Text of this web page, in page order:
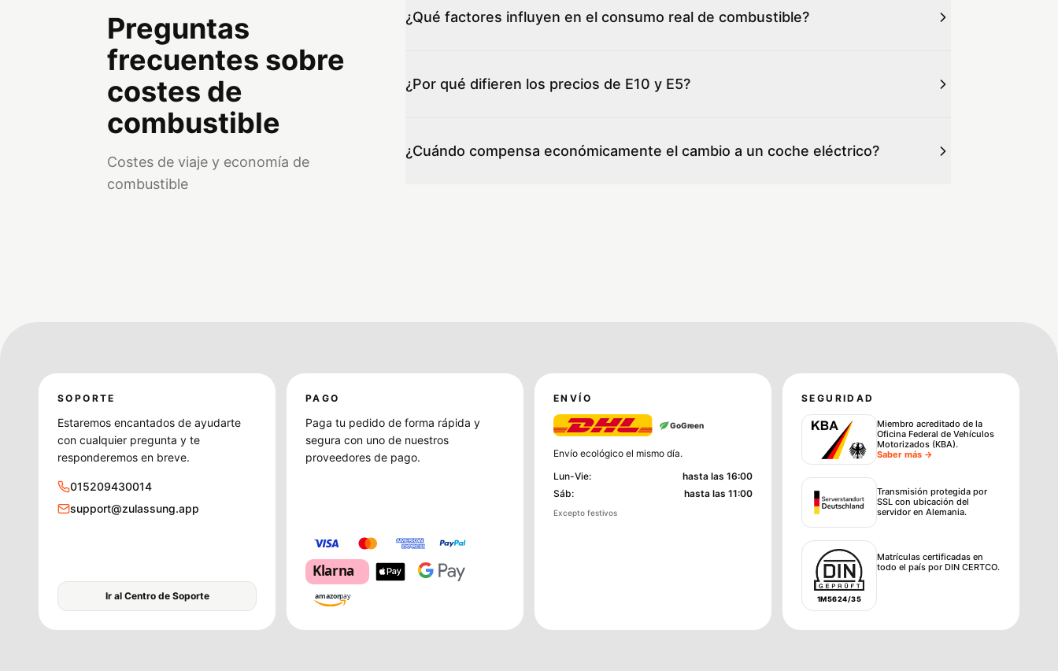
Preguntas
frecuentes sobre
costes de
combustible
Costes de viaje y economía de
combustible
¿Qué factores influyen en el consumo real de combustible?
¿Por qué difieren los precios de E10 y E5?
¿Cuándo compensa económicamente el cambio a un coche eléctrico?
SOPORTE
Estaremos encantados de ayudarte
con cualquier pregunta y te
responderemos en breve.
015209430014
support@zulassung.app
Ir al Centro de Soporte
PAGO
Paga tu pedido de forma rápida y
segura con uno de nuestros
proveedores de pago.
Klarna
amazonpay
ENVÍO
GoGreen
Envío ecológico el mismo día.
Lun-Vie:
hasta las 16:00
Sáb: hasta las 11:00
Excepto festivos
SEGURIDAD
Miembro acreditado de la
Oficina Federal de Vehículos
Motorizados (KBA).
Saber más →
Transmisión protegida por
SSL con ubicación del
servidor en Alemania.
1M5624/35
Matrículas certificadas en
todo el país por DIN CERTCO.